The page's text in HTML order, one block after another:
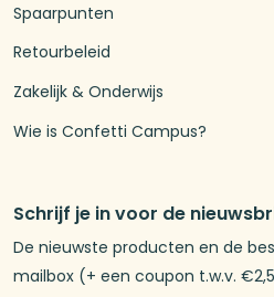
Spaarpunten
Retourbeleid
Zakelijk & Onderwijs
Wie is Confetti Campus?
Schrijf je in voor de
De nieuwste producten en de
mailbox (+ een coupon t.w.v.